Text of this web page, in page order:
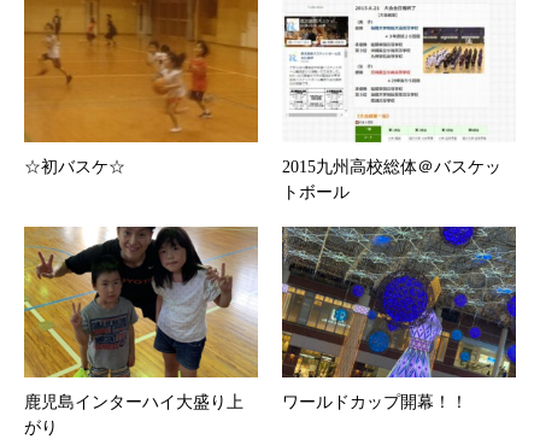
☆初バスケ☆
2015九州高校総体＠バスケッ
トボール
鹿児島インターハイ大盛り上
がり
ワールドカップ開幕！！